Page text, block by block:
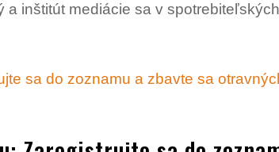
inštitút mediácie sa v